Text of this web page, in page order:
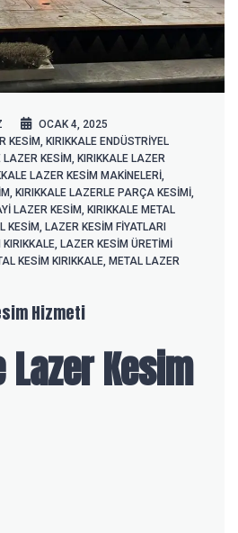
OCAK 4, 2025
KESIM KIRIKKALE ENDÜSTRIYEL
LAZER KESIM KIRIKKALE LAZER
LAZER KESIM MAKINELERI
KIRIKKALE LAZERLE PARÇA KESIMI
LAZER KESIM KIRIKKALE METAL
KESIM LAZER KESIM FIYATLARI
LAZER KESIM ÜRETIMI
KESIM KIRIKKALE METAL LAZER
Hizmeti
Lazer Kesim